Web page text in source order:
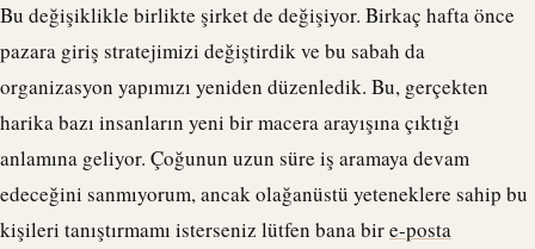
Bu değişiklikle birlikte şirket de değişiyor. Birkaç hafta önce
pazara giriş stratejimizi değiştirdik ve bu sabah da
organizasyon yapımızı yeniden düzenledik. Bu, gerçekten
harika bazı insanların yeni bir macera arayışına çıktığı
anlamına geliyor. Çoğunun uzun süre iş aramaya devam
edeceğini sanmıyorum, ancak olağanüstü yeteneklere sahip bu
kişileri tanıştırmamı isterseniz lütfen bana bire-posta